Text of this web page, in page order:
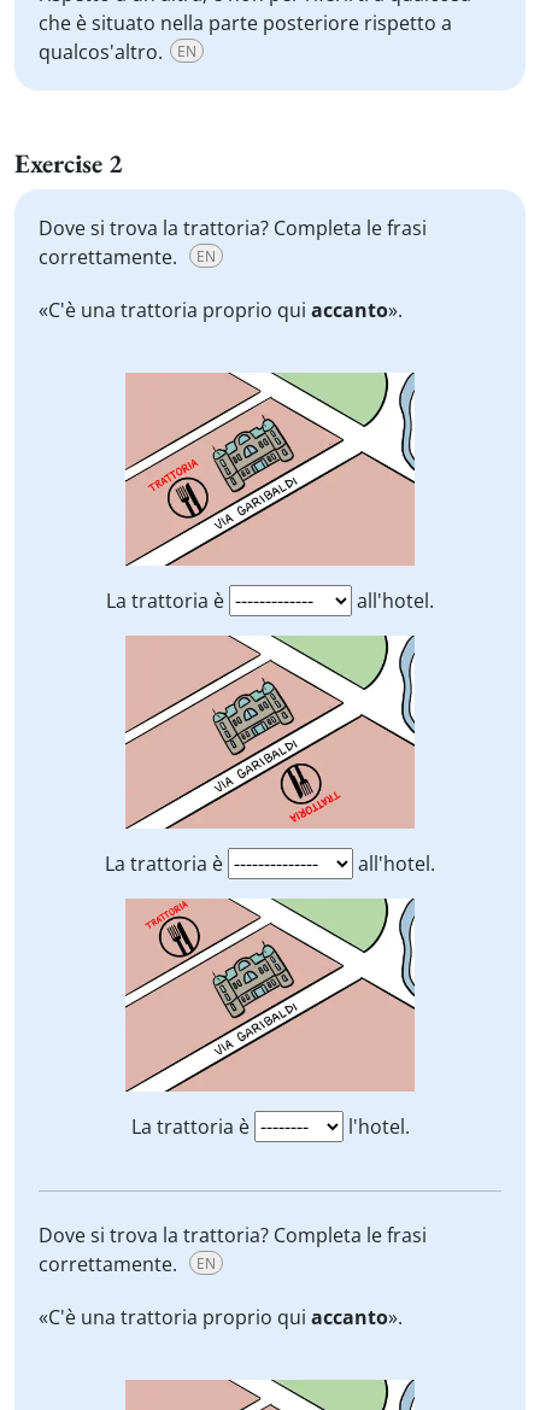
che è situato nella parte posteriore rispetto a
qualcos'altro.
EN
Exercise 2
Dove si trova la trattoria? Completa le frasi
correttamente.
EN
«C'è una trattoria proprio qui accanto».
La trattoria è all'hotel.
La trattoria è all'hotel.
La trattoria è l'hotel.
Dove si trova la trattoria? Completa le frasi
correttamente.
EN
«C'è una trattoria proprio qui accanto».